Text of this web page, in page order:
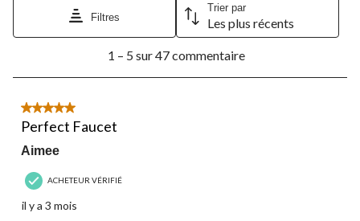
Filtres
Trier par
Les plus récents
5
47
commentaire.
1 – 5 sur 47 commentaire
5 étoile(s) sur 5.
Perfect Faucet
Aimee
ACHETEUR VÉRIFIÉ
il y a 3 mois